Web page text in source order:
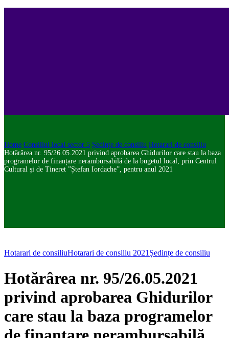
Home Consiliul local sector 5 Ședințe de consiliu Hotarari de consiliu
Hotărârea nr. 95/26.05.2021 privind aprobarea Ghidurilor care stau la baza
programelor de finanțare nerambursabilă de la bugetul local, prin Centrul
Cultural și de Tineret ”Ștefan Iordache”, pentru anul 2021
Hotarari de consiliuHotarari de consiliu 2021 Ședințe de consiliu
Hotărârea nr. 95/26.05.2021
privind aprobarea Ghidurilor
care stau la baza programelor